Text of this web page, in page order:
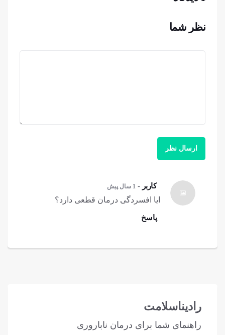
نظر شما
کاربر -1 سال پیش
ایا افسردگی درمان قطعی دارد؟
پاسخ
رادیناسلامت
راهنمای شما برای درمان ناباروری